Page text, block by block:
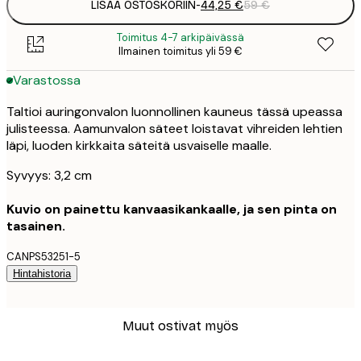
LISÄÄ OSTOSKORIIN-44,25 €59 €
Toimitus 4-7 arkipäivässä
Ilmainen toimitus yli 59 €
Varastossa
Taltioi auringonvalon luonnollinen kauneus tässä upeassa
julisteessa. Aamunvalon säteet loistavat vihreiden lehtien
läpi, luoden kirkkaita säteitä usvaiselle maalle.
Syvyys: 3,2 cm
Kuvio on painettu kanvaasikankaalle, ja sen pinta on
tasainen.
CANPS53251-5
Hintahistoria
Muut ostivat myös